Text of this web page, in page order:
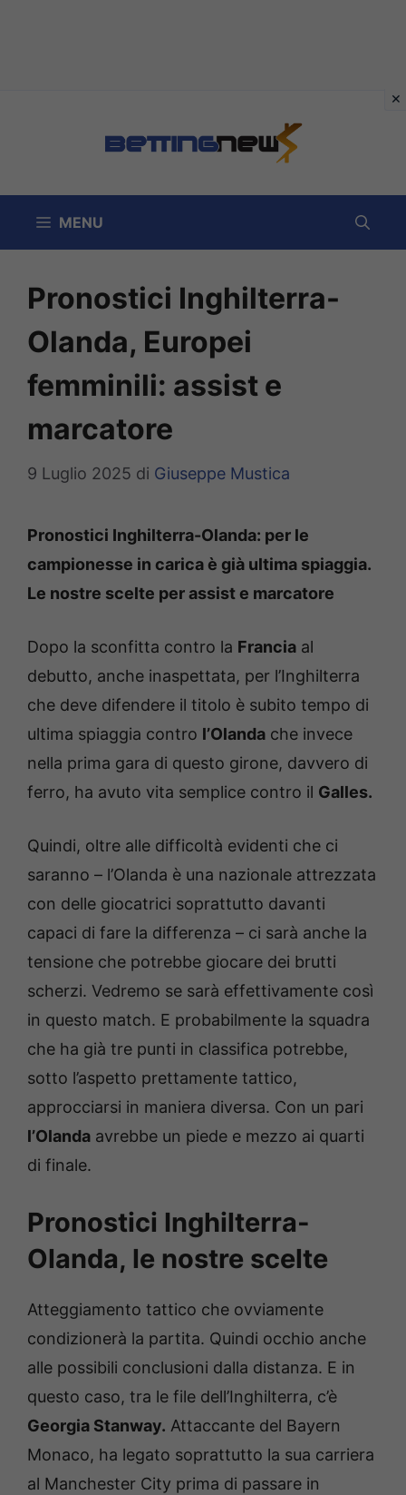
MENU
Pronostici Inghilterra-
Olanda, Europei
femminili: assist e
marcatore
9 Luglio 2025 di Giuseppe Mustica
Pronostici Inghilterra-Olanda: per le
campionesse in carica è già ultima spiaggia.
Le nostre scelte per assist e marcatore
Dopo la sconfitta contro la Francia al
debutto, anche inaspettata, per l’Inghilterra
che deve difendere il titolo è subito tempo di
ultima spiaggia contro l’Olanda che invece
nella prima gara di questo girone, davvero di
ferro, ha avuto vita semplice contro il Galles.
Quindi, oltre alle difficoltà evidenti che ci
saranno – l’Olanda è una nazionale attrezzata
con delle giocatrici soprattutto davanti
capaci di fare la differenza – ci sarà anche la
tensione che potrebbe giocare dei brutti
scherzi. Vedremo se sarà effettivamente così
in questo match. E probabilmente la squadra
che ha già tre punti in classifica potrebbe,
sotto l’aspetto prettamente tattico,
approcciarsi in maniera diversa. Con un pari
l’Olanda avrebbe un piede e mezzo ai quarti
di finale.
Pronostici Inghilterra-
Olanda, le nostre scelte
Atteggiamento tattico che ovviamente
condizionerà la partita. Quindi occhio anche
alle possibili conclusioni dalla distanza. E in
questo caso, tra le file dell’Inghilterra, c’è
Georgia Stanway. Attaccante del Bayern
Monaco, ha legato soprattutto la sua carriera
al Manchester City prima di passare in